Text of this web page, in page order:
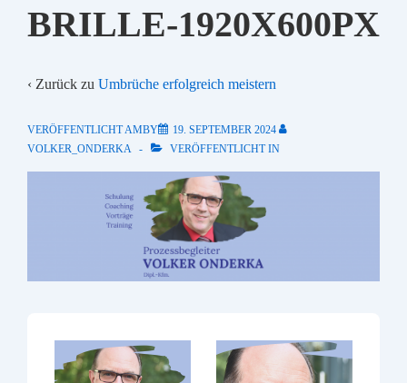
BRILLE-1920X600PX
‹ Zurück zu Umbrüche erfolgreich meistern
VERÖFFENTLICHT AMBY
19. SEPTEMBER 2024
VOLKER_ONDERKA
VERÖFFENTLICHT IN